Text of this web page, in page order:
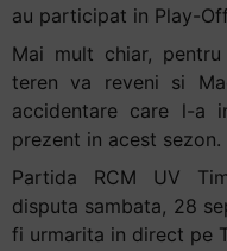
au participat in Play-
Mai mult chiar,
teren va reveni si
accidentare care l-a
prezent in acest sezon.
Partida RCM UV
disputa sambata, 28
fi urmarita in direct pe